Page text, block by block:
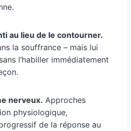
au lieu de le contourner.
la souffrance – mais lui
l’habiller immédiatement
nerveux. Approches
physiologique,
de la réponse au